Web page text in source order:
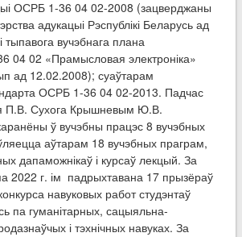
ОСРБ 1-36 04 02-2008 (зацверджаны
адукацыі Рэспублікі Беларусь ад
вучэбнага плана
04 02 «Прамысловая электроніка»
ад 12.02.2008); суаўтарам
ОСРБ 1-36 04 02-2013. Падчас
П.В. Сухога Крышневым Ю.В.
ў вучэбны працэс 8 вучэбных
аўтарам 18 вучэбных праграм,
дапаможнікаў і курсаў лекцый. За
2022 г. ім падрыхтавана 17 прызёраў
навуковых работ студэнтаў
па гуманітарных, сацыяльна-
і тэхнічных навуках. За